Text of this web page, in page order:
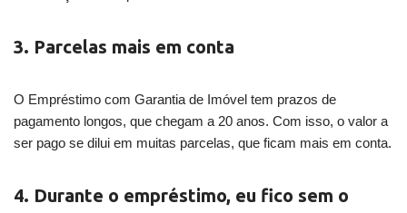
3. Parcelas mais em conta
O Empréstimo com Garantia de Imóvel tem prazos de
pagamento longos, que chegam a 20 anos. Com isso, o valor a
ser pago se dilui em muitas parcelas, que ficam mais em conta.
4. Durante o empréstimo, eu fico sem o